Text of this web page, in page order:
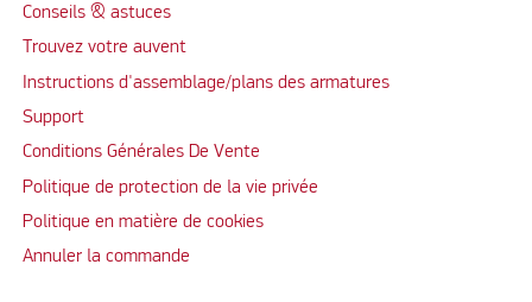
Conseils & astuces
Trouvez votre auvent
Instructions d'assemblage/plans des armatures
Support
Conditions Générales De Vente
Politique de protection de la vie privée
Politique en matière de cookies
Annuler la commande